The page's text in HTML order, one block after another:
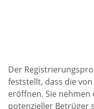
Der
feststellt, dass die
eröffnen. Sie
potenzieller Betrüger